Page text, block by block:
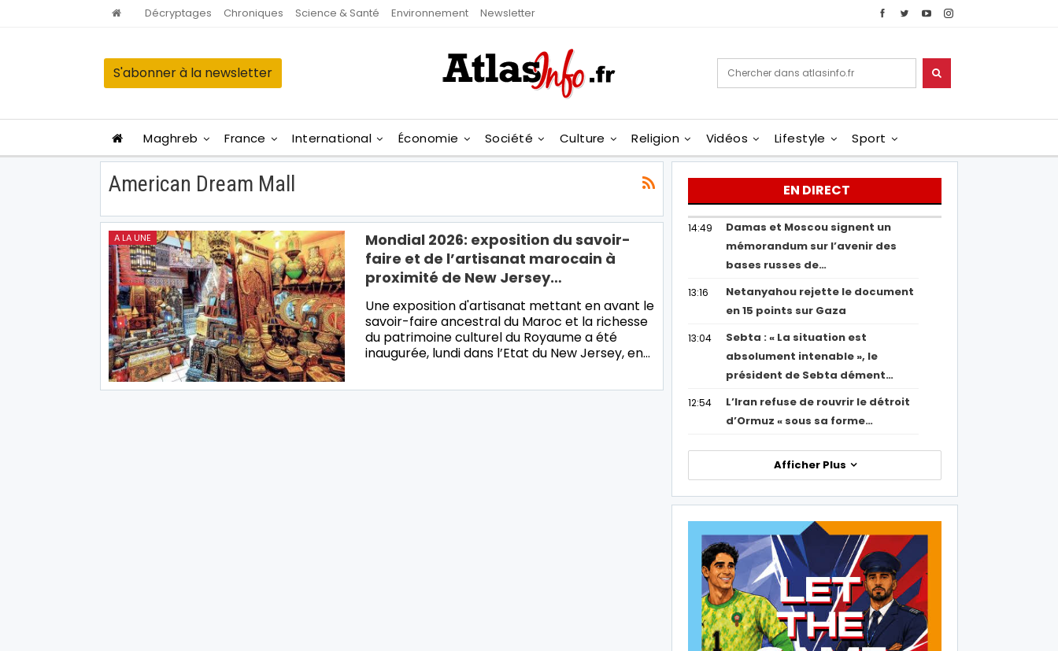
Décryptages Chroniques Science & Santé Environnement Newsletter
S'abonner à la newsletter
Maghreb France International Économie Société Culture Religion Vidéos Lifestyle Sport
American Dream Mall
A LA UNE
Mondial 2026: exposition du savoir-
faire et de l’artisanat marocain à
proximité de New Jersey…
Une exposition d'artisanat mettant en avant le
savoir-faire ancestral du Maroc et la richesse
du patrimoine culturel du Royaume a été
inaugurée, lundi dans l’Etat du New Jersey, en…
EN DIRECT
14:49
Damas et Moscou signent un
mémorandum sur l’avenir des
bases russes de…
13:16
Netanyahou rejette le document
en 15 points sur Gaza
13:04
Sebta : « La situation est
absolument intenable », le
président de Sebta dément…
12:54
L’Iran refuse de rouvrir le détroit
d’Ormuz « sous sa forme…
Afficher Plus